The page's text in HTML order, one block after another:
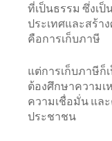
ที่เป็นธรรม ซึ่งเ
ประเทศและสร้า
คือการเก็บภาษี
แต่การเก็บภาษีก็
ต้องศึกษาความเ
ความเชื่อมั่น แล
ประชาชน